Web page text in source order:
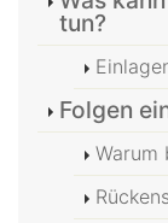
tun?
Folgen
Warum